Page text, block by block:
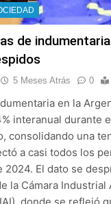
Día
11
22
22
de
5 Meses Atrás 0
en la
interanual durante
consolidando una
a casi todos los
2024. El dato se
la Cámara Industrial